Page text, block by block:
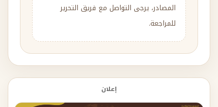
المصادر، يرجى التواصل مع فريق التحرير
للمراجعة.
إعلان